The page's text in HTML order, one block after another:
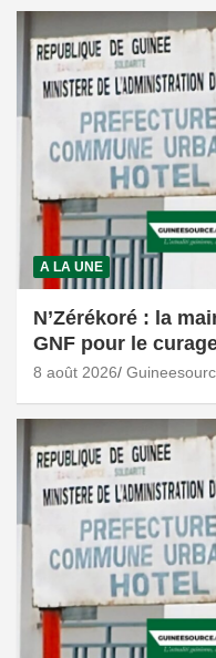
A LA UNE
N’Zérékoré : la
GNF pour le
8 août 2026